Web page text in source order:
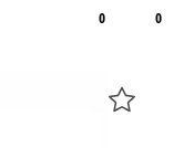
0 0